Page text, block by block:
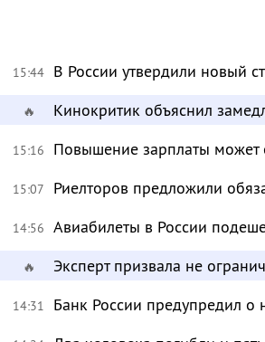
15:44 В России утвердили новый
🔥 Кинокритик объяснил
15:16 Повышение зарплаты может
15:07 Риелторов предложили
14:56 Авиабилеты в России
🔥 Эксперт призвала не
14:31 Банк России предупредил